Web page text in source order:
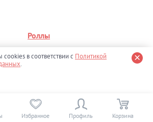
Роллы
Филадельфия
На день рождения
Избранное Профиль Корзина
в соответствии с Политикой
.